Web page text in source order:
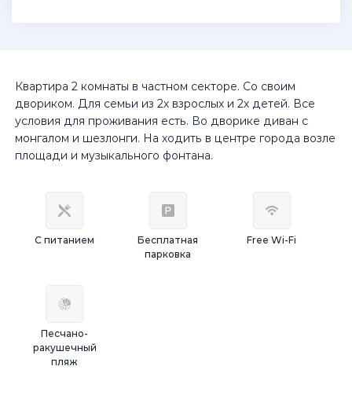
Квартира 2 комнаты в частном секторе. Со своим
двориком. Для семьи из 2х взрослых и 2х детей. Все
условия для проживания есть. Во дворике диван с
монгалом и шезлонги. На ходить в центре города возле
площади и музыкального фонтана.
С питанием
Бесплатная
парковка
Free Wi-Fi
Песчано-
ракушечный
пляж